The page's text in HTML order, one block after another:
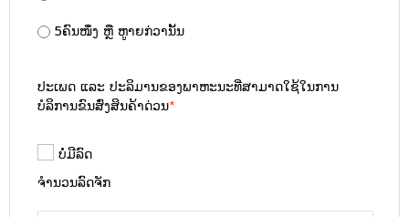
5ຄົນໜຶ່ງ ຫຼື ຫູາຍກ່ວານັ້ນ
ປະເພດ ແລະ ປະລິມານຂອງພາຫະນະທີ່ສາມາດໃຊ້ໃນການ
ບໍລິການຂົນສົ່ງສິນຄ້າດ່ວນ*
ບໍ່ມີລົດ
ຈຳນວນລົດຈັກ